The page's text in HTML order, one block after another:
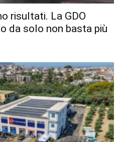
risultati. La GDO
da solo non basta più